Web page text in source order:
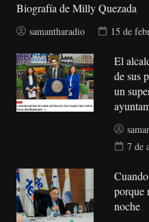
Biografía de Milly Quezada
samantharadio 15 de
El
de sus
un
7 de
porque
noche